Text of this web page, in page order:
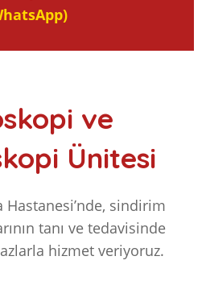
ve
Ünitesi
Hastanesi’nde, sindirim
tanı ve tedavisinde
hizmet veriyoruz.